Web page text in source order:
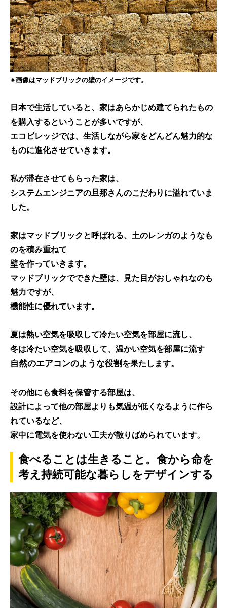
※画像はマッドブリックの壁のイメージです。
日本で生活していると、家はあらかじめ建てられたもの
を購入するということが多いですが、
エコビレッジでは、生活しながら家をどんどん魅力的な
ものに進化させていきます。
私が滞在させてもらった家は、
システムエンジニアの旦那さんのこだわりに溢れていま
した。
家はマッドブリックと呼ばれる、 土のレンガのようなも
のを積み重ねて
壁を作っていきます。
マッドブリックでできた壁は、見た目がおしゃれなのも
魅力ですが、
機能性に優れています。
夏は熱い空気を吸収して冷たい空気を部屋に流し、
冬は冷たい空気を吸収して、温かい空気を部屋に流す
自然のエアコンのような役割を果たします。
その他にも食料を保管する部屋は、
設計によって他の部屋よりも気温が低くなるように作ら
れているなど、
家中に電気を使わない工夫が散りばめられています。
食べることは生きること。食から命を
考え持続可能な暮らしをデザインする